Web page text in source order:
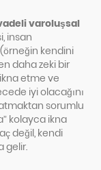
varoluşsal
insan
kendini
daha zeki bir
etme ve
iyi olacağını
sorumlu
kolayca ikna
değil, kendi
gelir.